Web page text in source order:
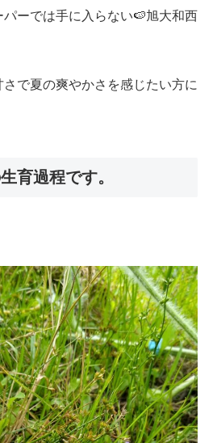
ーでは手に入らない🍉旭大和西
で夏の爽やかさを感じたい方に
育過程です。